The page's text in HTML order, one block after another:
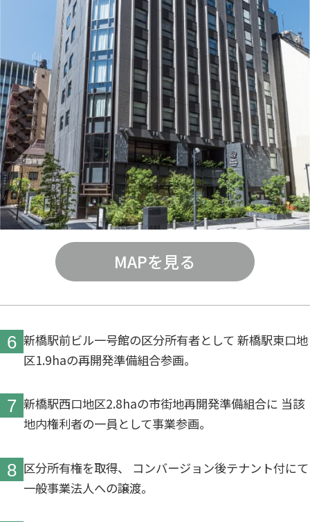
MAPを見る
6 新橋駅前ビル一号館の区分所有者として 新橋駅東口地
区1.9haの再開発準備組合参画。
7 新橋駅西口地区2.8haの市街地再開発準備組合に 当該
地内権利者の一員として事業参画。
8 区分所有権を取得、
コンバージョン後テナント付にて
一般事業法人への譲渡。